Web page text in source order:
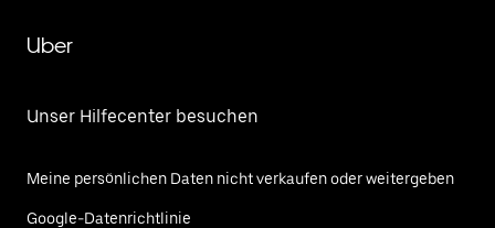
Uber
Unser Hilfecenter besuchen
Meine persönlichen Daten nicht verkaufen oder weitergeben
Google-Datenrichtlinie